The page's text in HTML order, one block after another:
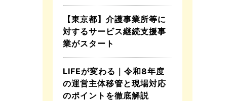
【東京都】介護事業所等に
対するサービス継続支援事
業がスタート
LIFEが変わる｜令和8年度
の運営主体移管と現場対応
のポイントを徹底解説